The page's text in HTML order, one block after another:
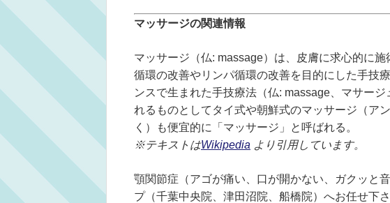
マッサージの関連情報
マッサージ（仏: massage）は、皮膚に求心的に
循環の改善やリンパ循環の改善を目的にした手技
ンスで生まれた手技療法（仏: massage、マサー
れるものとしてタイ式や朝鮮式のマッサージ（ア
く）も便宜的に「マッサージ」と呼ばれる。
※テキストはWikipedia より引用しています。
顎関節症（アゴが痛い、口が開かない、ガクッと
プ（千葉中央院、津田沼院、船橋院）へお任せ下